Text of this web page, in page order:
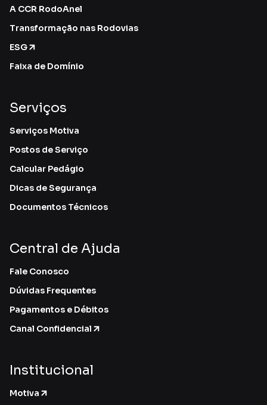
A CCR RodoAnel
Transformação nas Rodovias
ESG
Faixa de Domínio
Serviços
Serviços Motiva
Postos de Serviço
Calcular Pedágio
Dicas de Segurança
Documentos Técnicos
Central de Ajuda
Fale Conosco
Dúvidas Frequentes
Pagamentos e Débitos
Canal Confidencial
Institucional
Motiva